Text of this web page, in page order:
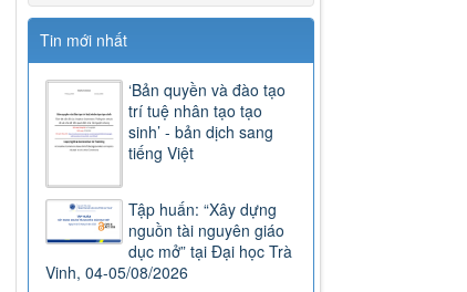
Tin mới nhất
‘Bản quyền và đào tạo
trí tuệ nhân tạo tạo
sinh’ - bản dịch sang
tiếng Việt
Tập huấn: “Xây dựng
nguồn tài nguyên giáo
dục mở” tại Đại học Trà
Vinh, 04-05/08/2026